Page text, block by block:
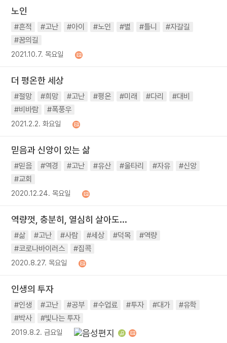
노인
#흔적 #고난 #아이 #노인 #별 #틀니
#자갈길
#꿈의길
2021.10.7. 목요일
더 평온한 세상
#절망 #희망 #고난 #평온 #미래 #다리
#대비
#비바람
#폭풍우
2021.2.2. 화요일
믿음과 신앙이 있는 삶
#믿음 #역경 #고난 #유산 #울타리 #자유
#신앙
#교회
2020.12.24. 목요일
역량껏, 충분히, 열심히 살아도...
#삶 #고난 #사람 #세상 #덕목
#역량
#코로나바이러스
#집콕
2020.8.27. 목요일
인생의 투자
#인생 #고난 #공부 #수업료 #투자 #대가
#유학
#박사
#빛나는 투자
2019.8.2. 금요일